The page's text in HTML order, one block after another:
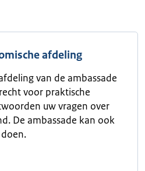
afdeling
van de ambassade
voor praktische
uw vragen over
De ambassade kan ook
doen.